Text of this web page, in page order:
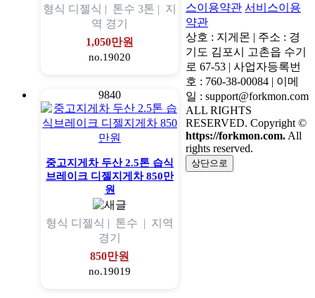
형식 디젤식 | 톤수 3톤 | 지
역 경기
1,050만원
no.19020
9840
중고지게차 두산 2.5톤 습식
브레이크 디젤지게차 850만
원
형식 디젤식 | 톤수 | 지역
경기
850만원
no.19019
스이용약관 서비스이용
약관
상호 : 지게몬 | 주소 : 경
기도 김포시 고촌읍 수기
로 67-53 | 사업자등록번
호 : 760-38-00084 | 이메
일 : support@forkmon.com
ALL RIGHTS
RESERVED. Copyright ©
https://forkmon.com. All
rights reserved.
상단으로